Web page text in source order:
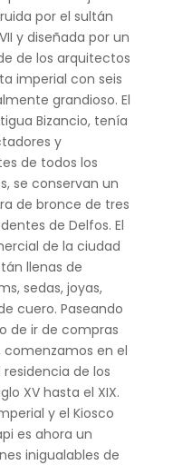
por el sultán
y diseñada por un
de los arquitectos
imperial con seis
grandioso. El
Bizancio, tenía
y
de todos los
se conservan un
de bronce de tres
de Delfos. El
de la ciudad
llenas de
sedas, joyas,
cuero. Paseando
de ir de compras
comenzamos en el
de los
XV hasta el XIX.
y el Kiosco
es ahora un
inigualables de